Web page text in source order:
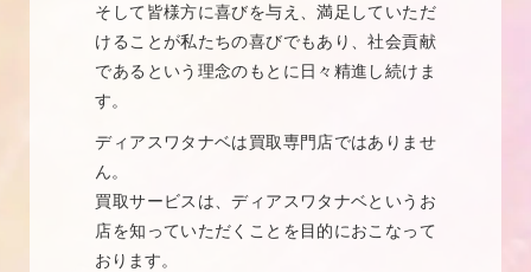
そして皆様方に喜びを与え、満足していただ
けることが私たちの喜びでもあり、社会貢献
であるという理念のもとに日々精進し続けま
す。
ディアスワタナベは買取専門店ではありませ
ん。
買取サービスは、ディアスワタナベというお
店を知っていただくことを目的におこなって
おります。